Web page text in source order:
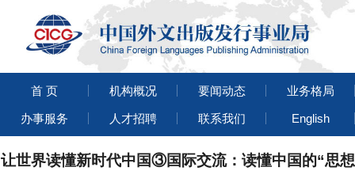
首 页 机构概况 要闻动态 业务格局
办事服务 人才招聘 联系我们 English
让世界读懂新时代中国③国际交流：读懂中国的“思想